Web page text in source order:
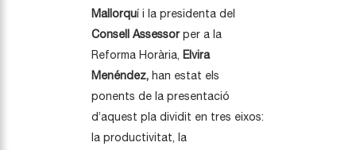
Mallorquí i la presidenta del
Consell Assessorper a la
Reforma Horària, Elvira
Menéndez, han estat els
ponents de la presentació
d’aquest pla dividit en tres eixos:
la productivitat, la